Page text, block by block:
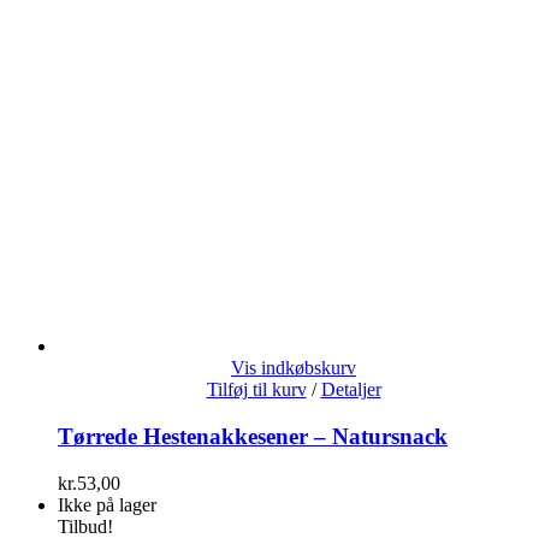
Vis indkøbskurv
Tilføj til kurv / Detaljer
Tørrede Hestenakkesener – Natursnack
kr.53,00
Ikke på lager
Tilbud!